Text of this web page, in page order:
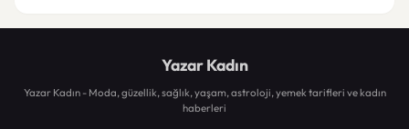
Yazar Kadın
Yazar Kadın - Moda, güzellik, sağlık, yaşam, astroloji, yemek tarifleri ve kadın
haberleri